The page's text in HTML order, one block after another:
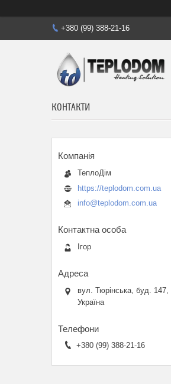
+380 (99) 388-21-16
КОНТАКТИ
ТеплоДім
https://teplodom.com.ua
info@teplodom.com.ua
Ігор
вул. Тюрінська, буд. 147,
Україна
+380 (99) 388-21-16